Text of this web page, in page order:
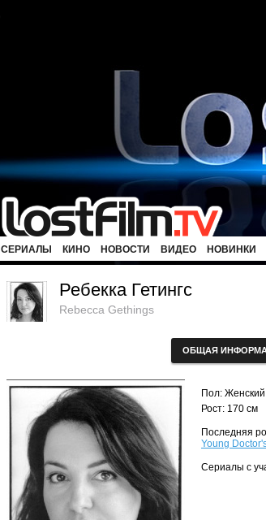
СЕРИАЛЫ КИНО НОВОСТИ ВИДЕО НОВИНКИ
Ребекка Гетингс
Rebecca Gethings
ОБЩАЯ
Пол: Женский
Рост: 170 см
Последняя
Young
Сериалы с